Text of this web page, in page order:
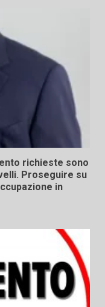
richieste sono
Proseguire su
in